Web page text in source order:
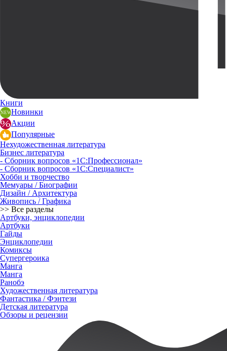
Книги
Новинки
Акции
Популярные
Нехудожественная литература
Бизнес литература
- Сборник вопросов «1С:Профессионал»
- Сборник вопросов «1С:Специалист»
Хобби и творчество
Мемуары / Биографии
Дизайн / Архитектура
Живопись / Графика
>> Все разделы
Артбуки, энциклопедии
Артбуки
Гайды
Энциклопедии
Комиксы
Супергероика
Манга
Манга
Ранобэ
Художественная литература
Фантастика / Фэнтези
Детская литература
Обзоры и рецензии